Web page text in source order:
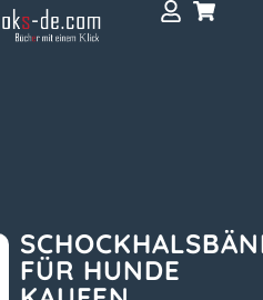
FÜR HUNDE